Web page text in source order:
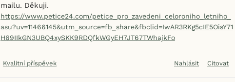
mailu. Děkuji.
https://www.petice24.com/petice_pro_zavedeni_celoroniho_letniho_
asu?uv=11466145&utm_source=fb_share&fbclid=IwAR3RKg5cIE5OisY71
H69IIkGN3UBQ4xySKK9RDQfkWGyEH7JT67TWhajkFo
Kvalitní příspěvek Nahlásit Citovat